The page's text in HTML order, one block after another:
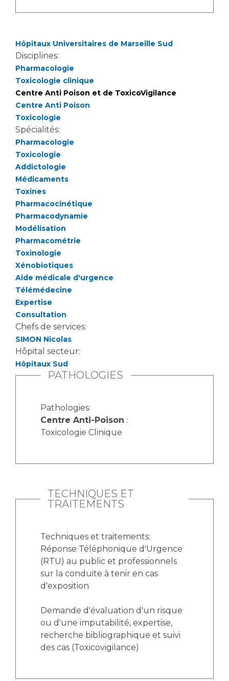
Nos indicateurs qualité et de sécurité des soins
Protection des données
Sécurité
Les recherches en santé à l’AP-HM
Lieu de santé sans tabac
Hôpitaux Universitaires de Marseille Sud
Disciplines:
Pharmacologie
Toxicologie clinique
Centre Anti Poison et de ToxicoVigilance
Centre Anti Poison
Toxicologie
Spécialités:
Pharmacologie
Toxicologie
Addictologie
Médicaments
Toxines
Pharmacocinétique
Pharmacodynamie
Modélisation
Pharmacométrie
Toxinologie
Xénobiotiques
Aide médicale d'urgence
Télémédecine
Expertise
Consultation
Chefs de services:
SIMON Nicolas
Hôpital secteur:
Hôpitaux Sud
PATHOLOGIES
Pathologies:
Centre Anti-Poison :
Toxicologie Clinique
TECHNIQUES ET
TRAITEMENTS
Techniques et traitements:
Réponse Téléphonique d'Urgence
(RTU) au public et professionnels
sur la conduite à tenir en cas
d'exposition
Demande d'évaluation d'un risque
ou d'une imputabilité, expertise,
recherche bibliographique et suivi
des cas (Toxicovigilance)